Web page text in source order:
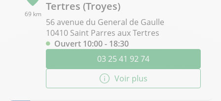
69 km
Tertres (Troyes)
56 avenue du General de Gaulle
10410 Saint Parres aux Tertres
Ouvert 10:00 - 18:30
03 25 41 92 74
Voir plus